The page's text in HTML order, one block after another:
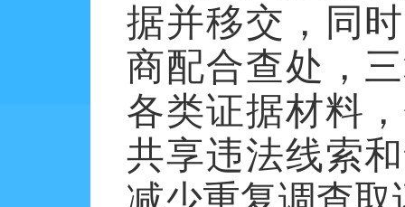
据并移交，同
商配合查处，
各类证据材料
共享违法线索